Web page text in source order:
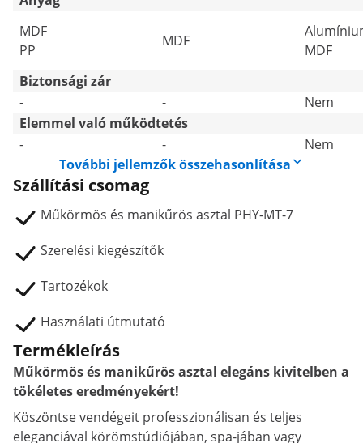
MDF
PP
MDF
MDF
Biztonsági zár
-
-
Nem
Elemmel való működtetés
-
-
Nem
További jellemzők összehasonlítása
Szállítási csomag
Műkörmös és manikűrös asztal PHY-MT-7
Szerelési kiegészítők
Tartozékok
Használati útmutató
Termékleírás
Műkörmös és manikűrös asztal elegáns kivitelben a
tökéletes eredményekért!
Köszöntse vendégeit professzionálisan és teljes
eleganciával körömstúdiójában, spa-jában vagy